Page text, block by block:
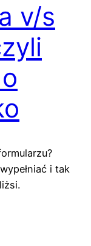
v/s
i tak